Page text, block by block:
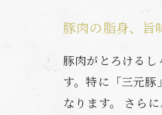
豚肉の脂身、旨
豚肉がとろける
す。特に「三元
なります。 さら